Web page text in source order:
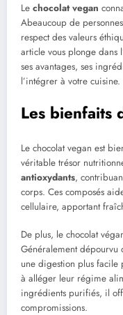
Le chocolat vegan
Abeaucoup de
respect des valeurs
article vous plonge dans
ses avantages, ses
l’intégrer à votre cuisine.
Les bienfaits
Le chocolat vegan est
véritable trésor
antioxydants,
corps. Ces composés
cellulaire, apportant
De plus, le chocolat
Généralement
une digestion plus facile
à alléger leur régime
ingrédients purifiés, il
compromissions.